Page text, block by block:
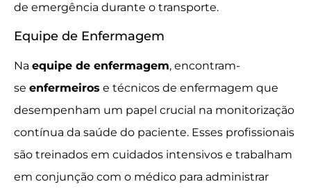
de emergência durante o transporte.
Equipe de Enfermagem
Na equipe de enfermagem, encontram-
se enfermeiros e técnicos de enfermagem que
desempenham um papel crucial na monitorização
contínua da saúde do paciente. Esses profissionais
são treinados em cuidados intensivos e trabalham
em conjunção com o médico para administrar